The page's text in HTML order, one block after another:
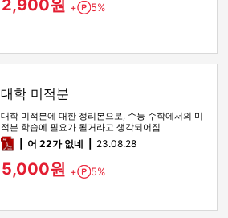
2,900원 + Point
5%
대학 미적분
대학 미적분에 대한 정리본으로, 수능 수학에서의 미
적분 학습에 필요가 될거라고 생각되어짐
pdf어 22가 없네 23.08.28
5,000원 + Point
5%